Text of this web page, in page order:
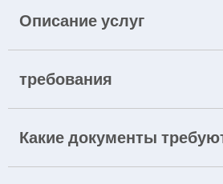
Описание услуг
требования
Какие документы